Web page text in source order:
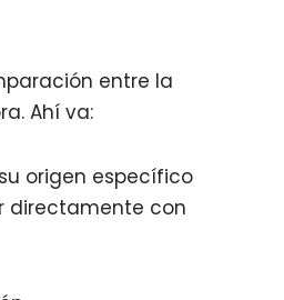
entre la
Ahí va:
origen específico
directamente con